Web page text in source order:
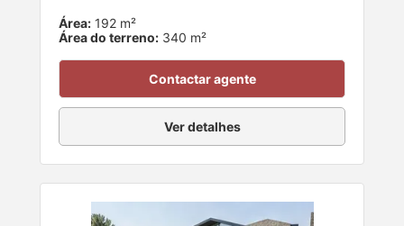
Área: 192 m²
Área do terreno: 340 m²
Contactar agente
Ver detalhes